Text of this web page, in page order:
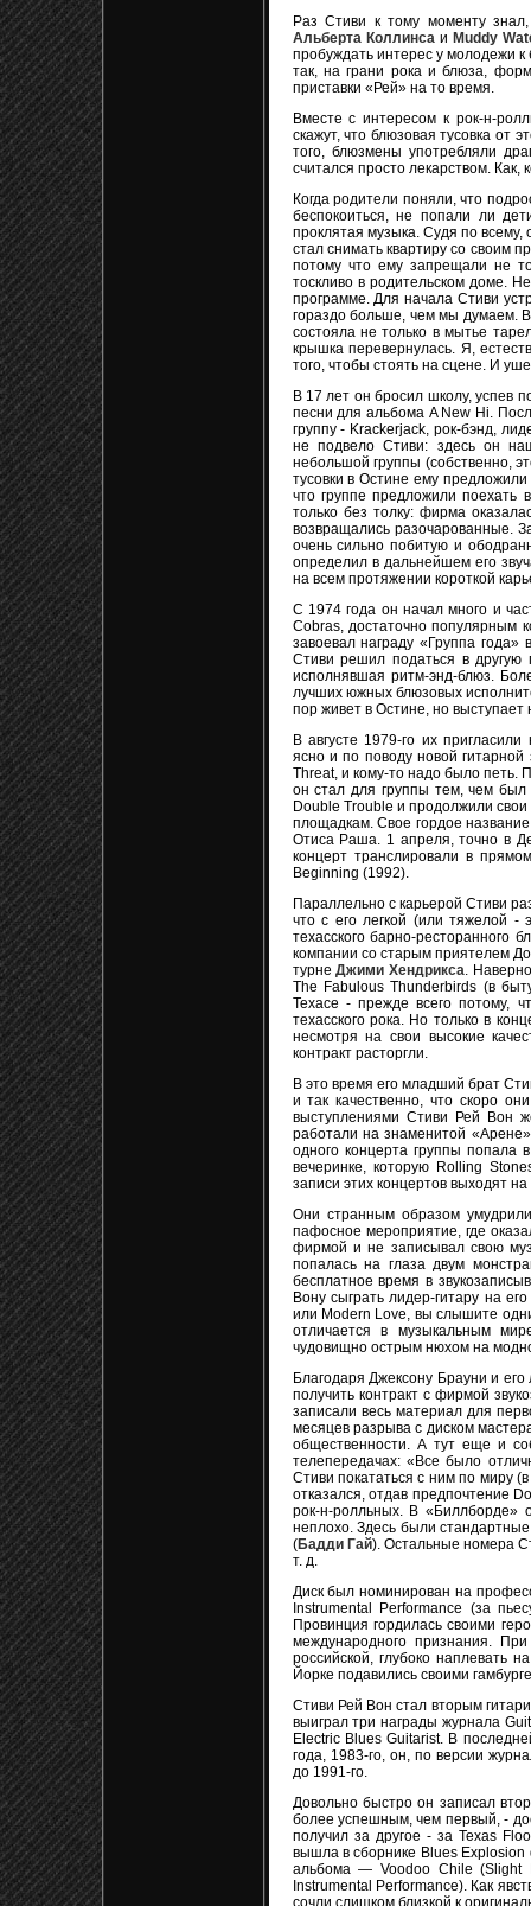
Раз Стиви к тому моменту
Альберта Коллинсаи Muddy
пробуждать интерес у молодежи
так, на грани рока и блюза,
приставки «Рей» на то время.
Вместе с интересом к рок-н-
скажут, что блюзовая тусовка от
того, блюзмены употребляли
считался просто лекарством. Как,
Когда родители поняли, что
беспокоиться, не попали ли
проклятая музыка. Судя по
стал снимать квартиру со своим
потому что ему запрещали не
тоскливо в родительском доме.
программе. Для начала Стиви
гораздо больше, чем мы думаем.
состояла не только в мытье
крышка перевернулась. Я,
того, чтобы стоять на сцене. И
В 17 лет он бросил школу, успев
песни для альбома A New Hi.
группу - Krackerjack, рок-бэнд,
не подвело Стиви: здесь он
небольшой группы (собственно,
тусовки в Остине ему
что группе предложили поехать
только без толку: фирма
возвращались разочарованные.
очень сильно побитую и
определил в дальнейшем его
на всем протяжении короткой
С 1974 года он начал много и
Cobras, достаточно популярным
завоевал награду «Группа
Стиви решил податься в
исполнявшая ритм-энд-блюз.
лучших южных блюзовых
пор живет в Остине, но выступает
В августе 1979-го их
ясно и по поводу новой
Threat, и кому-то надо было петь.
он стал для группы тем, чем
Double Trouble и продолжили
площадкам. Свое гордое название
Отиса Раша. 1 апреля, точно в
концерт транслировали в
Beginning (1992).
Параллельно с карьерой Стиви
что с его легкой (или тяжелой -
техасского барно-ресторанного
компании со старым приятелем
турнеДжими Хендрикса.
The Fabulous Thunderbirds (в
Техасе - прежде всего потому,
техасского рока. Но только в
несмотря на свои высокие
контракт расторгли.
В это время его младший брат
и так качественно, что скоро
выступлениями Стиви Рей Вон
работали на знаменитой
одного концерта группы попала
вечеринке, которую Rolling
записи этих концертов выходят на
Они странным образом
пафосное мероприятие, где
фирмой и не записывал свою
попалась на глаза двум
бесплатное время в
Вону сыграть лидер-гитару на
или Modern Love, вы слышите
отличается в музыкальным
чудовищно острым нюхом на
Благодаря Джексону Брауни и
получить контракт с фирмой
записали весь материал для
месяцев разрыва с диском
общественности. А тут еще и
телепередачах: «Все было
Стиви покататься с ним по миру
отказался, отдав предпочтение
рок-н-ролльных. В «Биллборде»
неплохо. Здесь были
(Бадди Гай). Остальные номера
т. д.
Диск был номинирован на
Instrumental Performance (за
Провинция гордилась своими
международного признания.
российской, глубоко наплевать
Йорке подавились своими
Стиви Рей Вон стал вторым
выиграл три награды журнала
Electric Blues Guitarist. В
года, 1983-го, он, по версии
до 1991-го.
Довольно быстро он записал
более успешным, чем первый, -
получил за другое - за Texas
вышла в сборнике Blues Explosion
альбома — Voodoo Chile (Slight
Instrumental Performance). Как
сочли слишком близкой к